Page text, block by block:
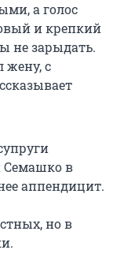
а голос
и крепкий
не зарыдать.
жену, с
Семашко в
аппендицит.
но в